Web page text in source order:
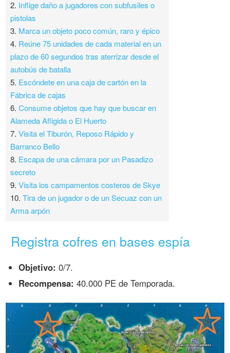
2. Inflige daño a jugadores con subfusiles o
pistolas
3. Marca un objeto poco común, raro y épico
4. Reúne 75 unidades de cada material en un
plazo de 60 segundos tras aterrizar desde el
autobús de batalla
5. Escóndete en una caja de cartón en la
Fábrica de cajas
6.Consume objetos que hay que buscar en
Alameda Afligida o El Huerto
7.Visita el Tiburón, Reposo Rápido y
Barranco Bello
8. Escapa de una cámara por un Pasadizo
secreto
9.Visita los campamentos costeros de Skye
10.Tira de un jugador o de un Secuaz con un
Arma arpón
Registra cofres en bases espía
Objetivo: 0/7.
Recompensa: 40.000 PE de Temporada.